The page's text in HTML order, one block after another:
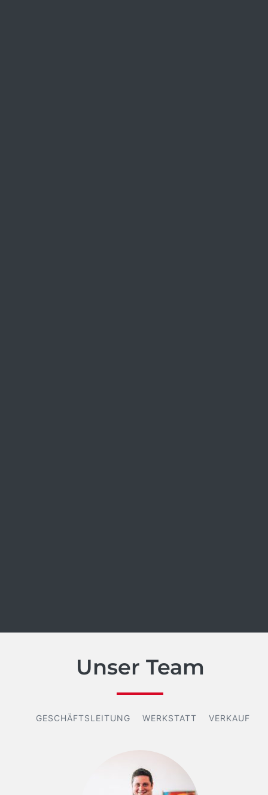
Unser Team
GESCHÄFTSLEITUNG WERKSTATT VERKAUF